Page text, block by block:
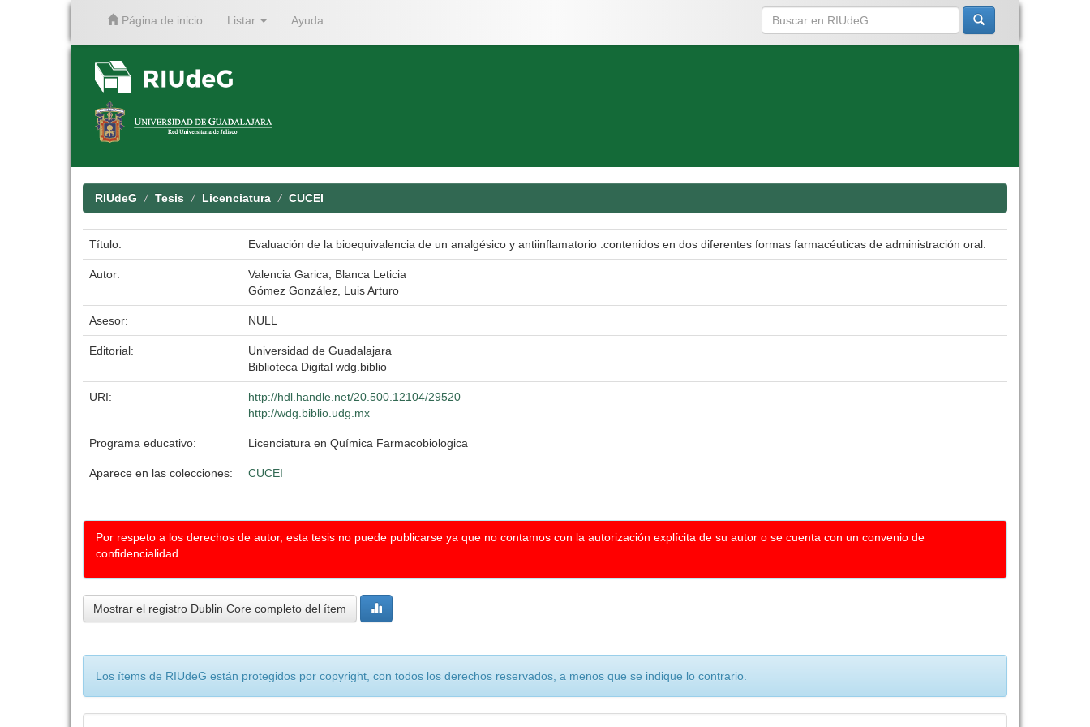
Página de inicio Listar Ayuda
RIUdeG Tesis Licenciatura CUCEI
Título: Evaluación de la bioequivalencia de un analgésico y antiinflamatorio .contenidos en dos diferentes formas farmacéuticas de administración oral.
Autor:
Valencia Garica, Blanca Leticia
Gómez González, Luis Arturo
Asesor: NULL
Editorial:
Universidad de Guadalajara
Biblioteca Digital wdg.biblio
URI:
http://hdl.handle.net/20.500.12104/29520
http://wdg.biblio.udg.mx
Programa educativo: Licenciatura en Química Farmacobiologica
Aparece en las colecciones: CUCEI
Por respeto a los derechos de autor, esta tesis no puede publicarse ya que no contamos con la autorización explícita de su autor o se cuenta con un convenio de
confidencialidad
Mostrar el registro Dublin Core completo del ítem
Los ítems de RIUdeG están protegidos por copyright, con todos los derechos reservados, a menos que se indique lo contrario.